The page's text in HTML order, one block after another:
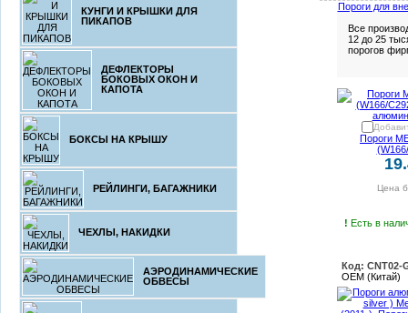
КУНГИ И КРЫШКИ ДЛЯ
ПИКАПОВ
ДЕФЛЕКТОРЫ
БОКОВЫХ ОКОН И
КАПОТА
БОКСЫ НА КРЫШУ
РЕЙЛИНГИ, БАГАЖНИКИ
ЧЕХЛЫ, НАКИДКИ
АЭРОДИНАМИЧЕСКИЕ
ОБВЕСЫ
Пороги для
Все
12 до 25
порогов
Пороги
Цена
! Есть в
Код: CNT02-
OEM (Китай)